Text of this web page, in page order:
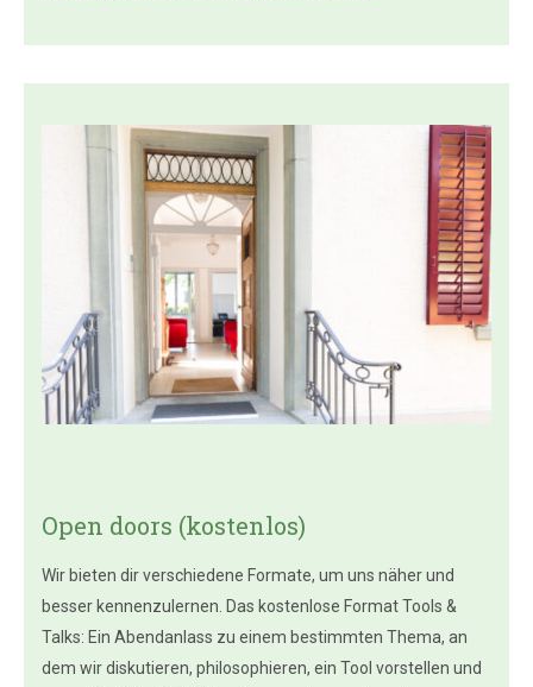
Open doors (kostenlos)
Wir bieten dir verschiedene Formate, um uns näher und
besser kennenzulernen. Das kostenlose Format Tools &
Talks: Ein Abendanlass zu einem bestimmten Thema, an
dem wir diskutieren, philosophieren, ein Tool vorstellen und